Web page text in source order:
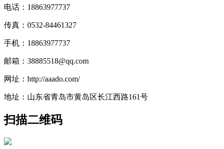
电话：18863977737
传真：0532-84461327
手机：18863977737
邮箱：38885518@qq.com
网址：http://aaado.com/
地址：山东省青岛市黄岛区长江西路161号
扫描二维码